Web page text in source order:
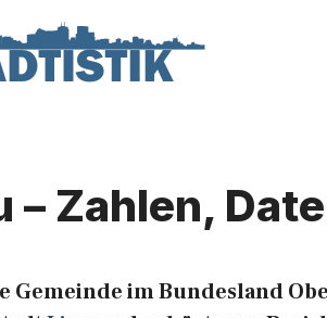
– Zahlen,
Gemeinde im Bundesland